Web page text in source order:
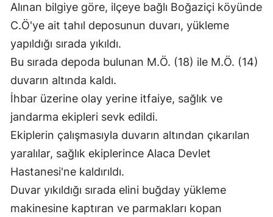
Bitlis
Bursa
Çankırı
Denizli
Alınan bilgiye göre, ilçeye bağlı Boğaziçi köyünde
C.Ö'ye ait tahıl deposunun duvarı, yükleme
yapıldığı sırada yıkıldı.
Bu sırada depoda bulunan M.Ö. (18) ile M.Ö. (14)
duvarın altında kaldı.
İhbar üzerine olay yerine itfaiye, sağlık ve
jandarma ekipleri sevk edildi.
Ekiplerin çalışmasıyla duvarın altından çıkarılan
yaralılar, sağlık ekiplerince Alaca Devlet
Hastanesi'ne kaldırıldı.
Duvar yıkıldığı sırada elini buğday yükleme
makinesine kaptıran ve parmakları kopan